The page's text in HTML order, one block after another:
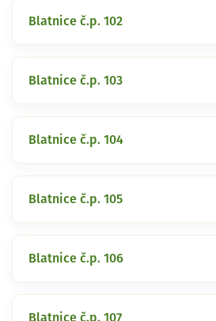
Blatnice č.p. 102
Blatnice č.p. 103
Blatnice č.p. 104
Blatnice č.p. 105
Blatnice č.p. 106
Blatnice č.p. 107